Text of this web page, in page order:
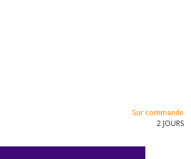
Sur commande
2 JOURS